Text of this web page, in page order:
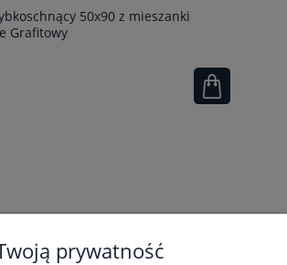
50x90 z mieszanki
Grafitowy
prywatność